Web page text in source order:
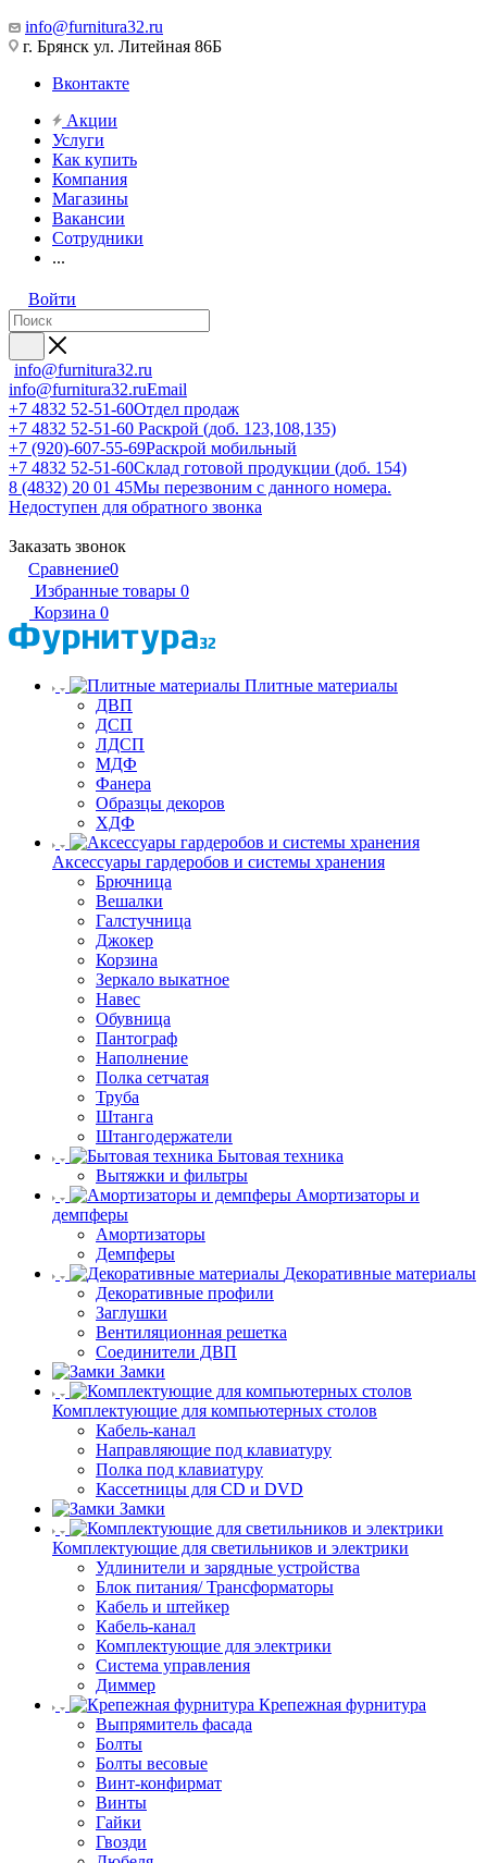
info@furnitura32.ru
г. Брянск ул. Литейная 86Б
Вконтакте
Акции
Услуги
Как купить
Компания
Магазины
Вакансии
Сотрудники
...
Войти
info@furnitura32.ru
info@furnitura32.ruEmail
+7 4832 52-51-60Отдел продаж
+7 4832 52-51-60 Раскрой (доб. 123,108,135)
+7 (920)-607-55-69Раскрой мобильный
+7 4832 52-51-60Склад готовой продукции (доб. 154)
8 (4832) 20 01 45Мы перезвоним с данного номера.
Недоступен для обратного звонка
Заказать звонок
Сравнение0
Избранные товары 0
Корзина 0
Плитные материалы
ДВП
ДСП
ЛДСП
МДФ
Фанера
Образцы декоров
ХДФ
Аксессуары гардеробов и системы хранения
Брючница
Вешалки
Галстучница
Джокер
Корзина
Зеркало выкатное
Навес
Обувница
Пантограф
Наполнение
Полка сетчатая
Труба
Штанга
Штангодержатели
Бытовая техника
Вытяжки и фильтры
Амортизаторы и
демпферы
Амортизаторы
Демпферы
Декоративные материалы
Декоративные профили
Заглушки
Вентиляционная решетка
Соединители ДВП
Замки
Комплектующие для компьютерных столов
Кабель-канал
Направляющие под клавиатуру
Полка под клавиатуру
Кассетницы для CD и DVD
Замки
Комплектующие для светильников и электрики
Удлинители и зарядные устройства
Блок питания/ Трансформаторы
Кабель и штейкер
Кабель-канал
Комплектующие для электрики
Система управления
Диммер
Крепежная фурнитура
Выпрямитель фасада
Болты
Болты весовые
Винт-конфирмат
Винты
Гайки
Гвозди